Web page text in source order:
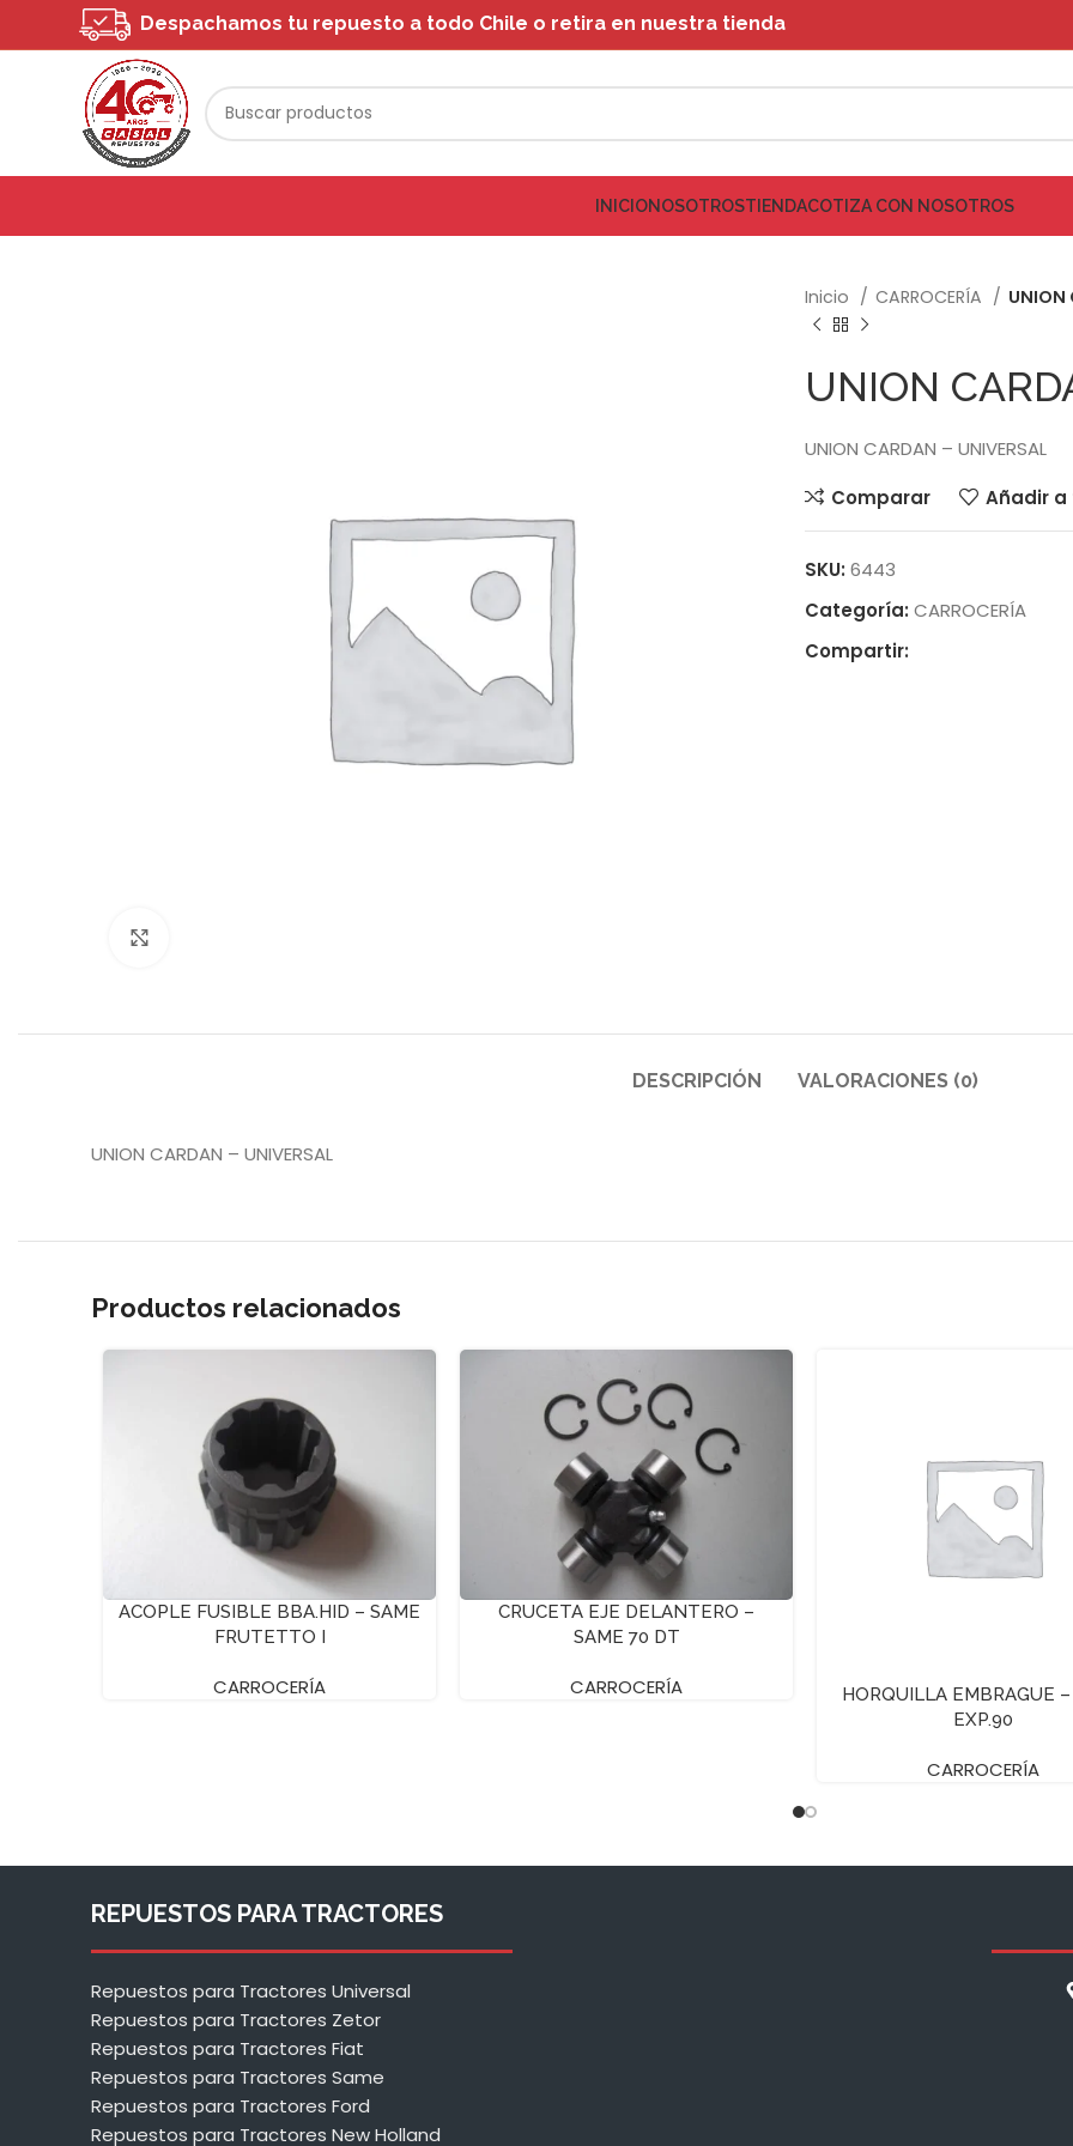
Despachamos tu repuesto a todo Chile o retira en nuestra tienda
INICIONOSOTROSTIENDACOTIZA CON NOSOTROS
Inicio CARROCERÍA UNION
UNION
UNION CARDAN – UNIVERSAL
Comparar
Añadir
SKU: 6443
Categoría: CARROCERÍA
Compartir:
DESCRIPCIÓN VALORACIONES (0)
UNION CARDAN – UNIVERSAL
Productos relacionados
ACOPLE FUSIBLE BBA.HID – SAME
FRUTETTO I
CARROCERÍA
CRUCETA EJE DELANTERO –
SAME 70 DT
CARROCERÍA
HORQUILLA EMBRAGUE
EXP.90
CARROCERÍA
REPUESTOS PARA TRACTORES
Repuestos para Tractores Universal
Repuestos para Tractores Zetor
Repuestos para Tractores Fiat
Repuestos para Tractores Same
Repuestos para Tractores Ford
Repuestos para Tractores New Holland